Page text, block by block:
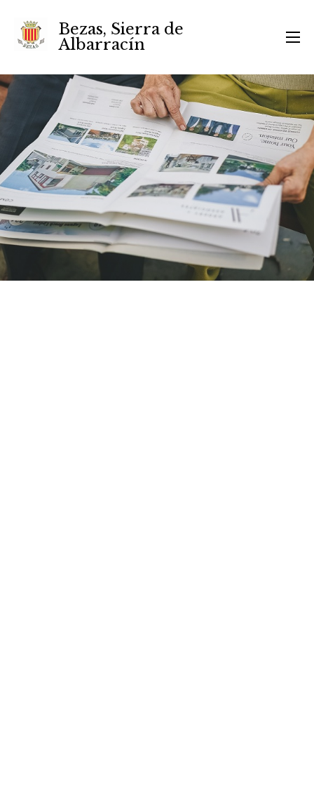
Bezas, Sierra de
Albarracín